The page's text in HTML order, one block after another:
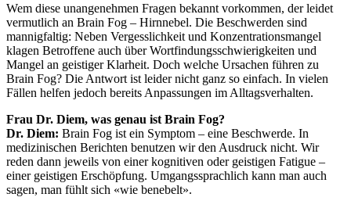
Wem diese unangenehmen Fragen bekannt vorkommen, der leidet
vermutlich an Brain Fog – Hirnnebel. Die Beschwerden sind
mannigfaltig: Neben Vergesslichkeit und Konzentrationsmangel
klagen Betroffene auch über Wortfindungsschwierigkeiten und
Mangel an geistiger Klarheit. Doch welche Ursachen führen zu
Brain Fog? Die Antwort ist leider nicht ganz so einfach. In vielen
Fällen helfen jedoch bereits Anpassungen im Alltagsverhalten.
Frau Dr. Diem, was genau ist Brain Fog?
Dr. Diem: Brain Fog ist ein Symptom – eine Beschwerde. In
medizinischen Berichten benutzen wir den Ausdruck nicht. Wir
reden dann jeweils von einer kognitiven oder geistigen Fatigue –
einer geistigen Erschöpfung. Umgangssprachlich kann man auch
sagen, man fühlt sich «wie benebelt».